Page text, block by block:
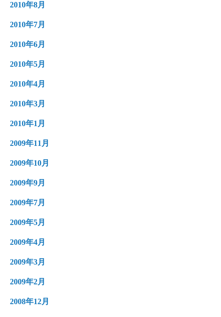
2010年8月
2010年7月
2010年6月
2010年5月
2010年4月
2010年3月
2010年1月
2009年11月
2009年10月
2009年9月
2009年7月
2009年5月
2009年4月
2009年3月
2009年2月
2008年12月